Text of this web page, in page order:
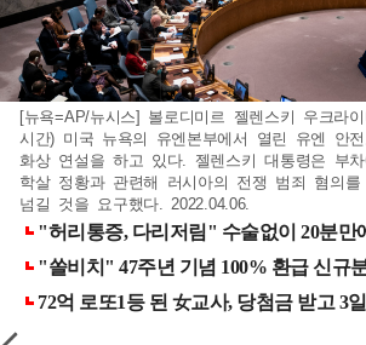
[뉴욕=AP/뉴시스] 볼로디미르 젤렌스키 우크라
시간) 미국 뉴욕의 유엔본부에서 열린 유엔 안
화상 연설을 하고 있다. 젤렌스키 대통령은 부
학살 정황과 관련해 러시아의 전쟁 범죄 혐의
넘길 것을 요구했다. 2022.04.06.